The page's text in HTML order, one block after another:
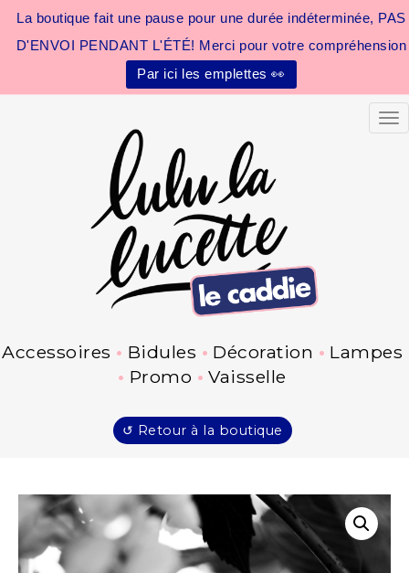
La boutique fait une pause pour une durée indéterminée, PAS
D'ENVOI PENDANT L'ÉTÉ! Merci pour votre compréhension
Par ici les emplettes 👀
Accessoires Bidules Décoration
Lampes
Promo
Vaisselle
↺ Retour à la boutique